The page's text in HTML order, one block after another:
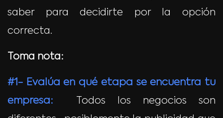
saber para decidirte por la opción
correcta.
Toma nota:
#1- Evalúa en qué etapa se encuentra tu
empresa:
Todos los negocios son